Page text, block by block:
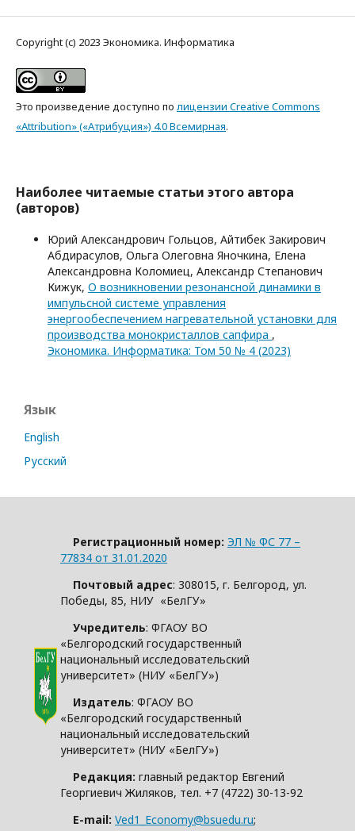
Copyright (c) 2023 Экономика. Информатика
Это произведение доступно по лицензии Creative Commons
«Attribution» («Атрибуция») 4.0 Всемирная.
Наиболее читаемые статьи этого автора
(авторов)
Юрий Александрович Гольцов, Айтибек Закирович
Абдирасулов, Ольга Олеговна Яночкина, Елена
Александровна Коломиец, Александр Степанович
Кижук, О возникновении резонансной динамики в
импульсной системе управления
энергообеспечением нагревательной установки для
производства монокристаллов сапфира ,
Экономика. Информатика: Том 50 № 4 (2023)
Язык
English
Русский
Регистрационный номер: ЭЛ № ФС 77 –
77834 от 31.01.2020
Почтовый адрес: 308015, г. Белгород, ул.
Победы, 85, НИУ «БелГУ»
Учредитель: ФГАОУ ВО
«Белгородский государственный
национальный исследовательский
университет» (НИУ «БелГУ»)
Издатель: ФГАОУ ВО
«Белгородский государственный
национальный исследовательский
университет» (НИУ «БелГУ»)
Редакция: главный редактор Евгений
Георгиевич Жиляков, тел. +7 (4722) 30-13-92
E-mail: Ved1_Economy@bsuedu.ru;